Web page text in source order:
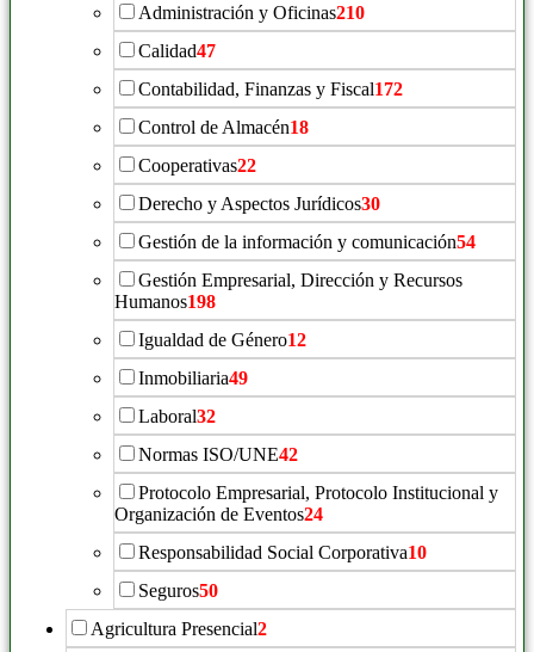
Administración y Oficinas210
Calidad47
Contabilidad, Finanzas y Fiscal172
Control de Almacén18
Cooperativas22
Derecho y Aspectos Jurídicos30
Gestión de la información y comunicación54
Gestión Empresarial, Dirección y Recursos
Humanos198
Igualdad de Género12
Inmobiliaria49
Laboral32
Normas ISO/UNE42
Protocolo Empresarial, Protocolo Institucional y
Organización de Eventos24
Responsabilidad Social Corporativa10
Seguros50
Agricultura Presencial2